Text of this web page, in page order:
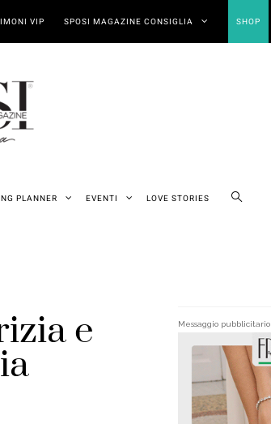
VIP SPOSI MAGAZINE CONSIGLIA SHOP
PLANNER EVENTI LOVE STORIES
e Messaggio pubblicitario